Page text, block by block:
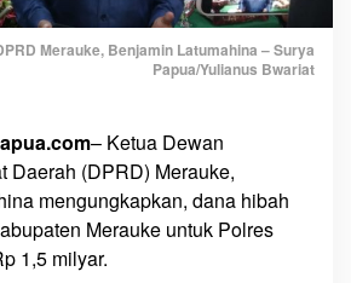
i
n
D
a
H
i
Merauke, Benjamin Latumahina – Surya
Papua/Yulianus Bwariat
– Ketua Dewan
Daerah (DPRD) Merauke,
mengungkapkan, dana hibah
Merauke untuk Polres
1,5 milyar.